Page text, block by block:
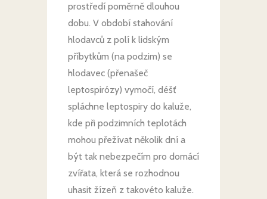
prostředí poměrně dlouhou
dobu. V období stahování
hlodavců z polí k lidským
příbytkům (na podzim) se
hlodavec (přenašeč
leptospirózy) vymočí, déšť
spláchne leptospiry do kaluže,
kde při podzimních teplotách
mohou přežívat několik dní a
být tak nebezpečím pro domácí
zvířata, která se rozhodnou
uhasit žízeň z takovéto kaluže.